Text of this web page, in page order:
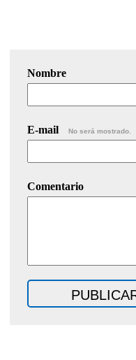
Nombre
E-mail No será mostrado.
Comentario